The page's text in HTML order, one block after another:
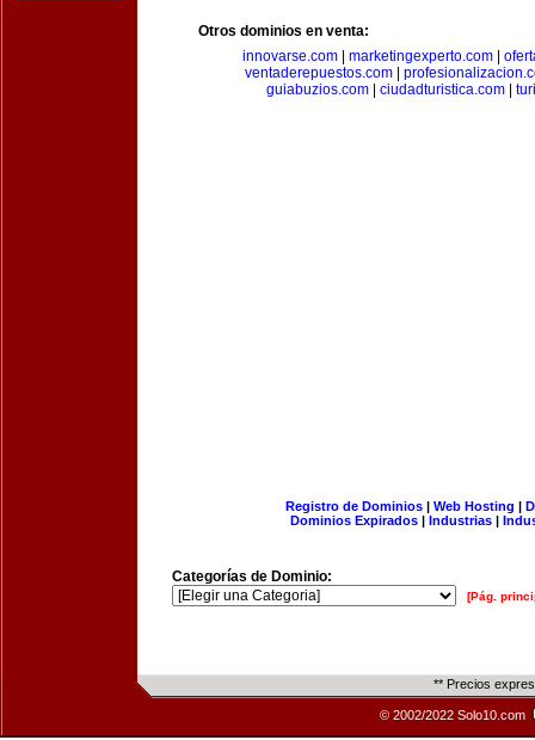
Otros dominios en venta:
innovarse.com
marketingexperto.com
ventaderepuestos.com
guiabuzios.com| ciudadturistica.com|
Registro de Dominios| Web Hosting |
Dominios Expirados | Industrias |
Categorías de Dominio:
[Pág.
** Precios
© 2002/2022 Solo10.com